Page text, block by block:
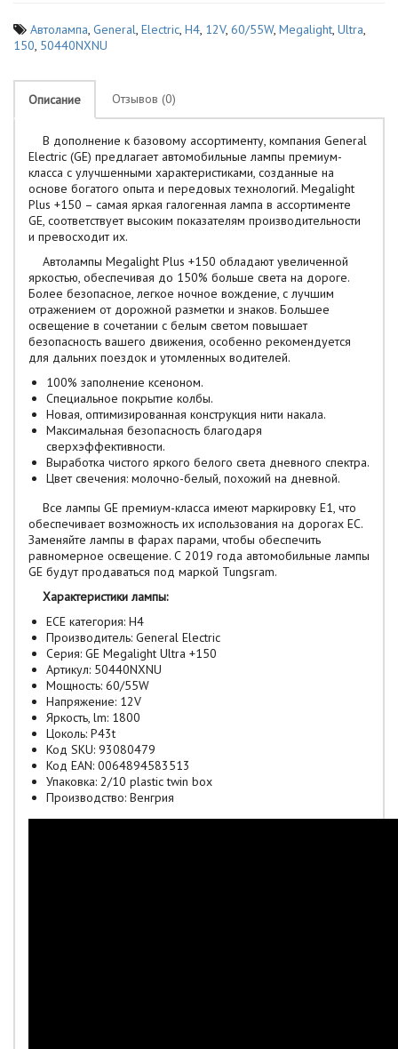
Автолампа, General, Electric, H4, 12V, 60/55W, Megalight, Ultra,
150, 50440NXNU
Описание Отзывов (0)
В дополнение к базовому ассортименту, компания General
Electric (GE) предлагает автомобильные лампы премиум-
класса с улучшенными характеристиками, созданные на
основе богатого опыта и передовых технологий. Megalight
Plus +150 – самая яркая галогенная лампа в ассортименте
GE, соответствует высоким показателям производительности
и превосходит их.
Автолампы Megalight Plus +150 обладают увеличенной
яркостью, обеспечивая до 150% больше света на дороге.
Более безопасное, легкое ночное вождение, с лучшим
отражением от дорожной разметки и знаков. Большее
освещение в сочетании с белым светом повышает
безопасность вашего движения, особенно рекомендуется
для дальних поездок и утомленных водителей.
100% заполнение ксеноном.
Специальное покрытие колбы.
Новая, оптимизированная конструкция нити накала.
Максимальная безопасность благодаря
сверхэффективности.
Выработка чистого яркого белого света дневного спектра.
Цвет свечения: молочно-белый, похожий на дневной.
Все лампы GE премиум-класса имеют маркировку E1, что
обеспечивает возможность их использования на дорогах ЕС.
Заменяйте лампы в фарах парами, чтобы обеспечить
равномерное освещение. С 2019 года автомобильные лампы
GE будут продаваться под маркой Tungsram.
Характеристики лампы:
ECE категория: H4
Производитель: General Electric
Серия: GE Megalight Ultra +150
Артикул: 50440NXNU
Мощность: 60/55W
Напряжение: 12V
Яркость, lm: 1800
Цоколь: P43t
Код SKU: 93080479
Код EAN: 0064894583513
Упаковка: 2/10 plastic twin box
Производство: Венгрия